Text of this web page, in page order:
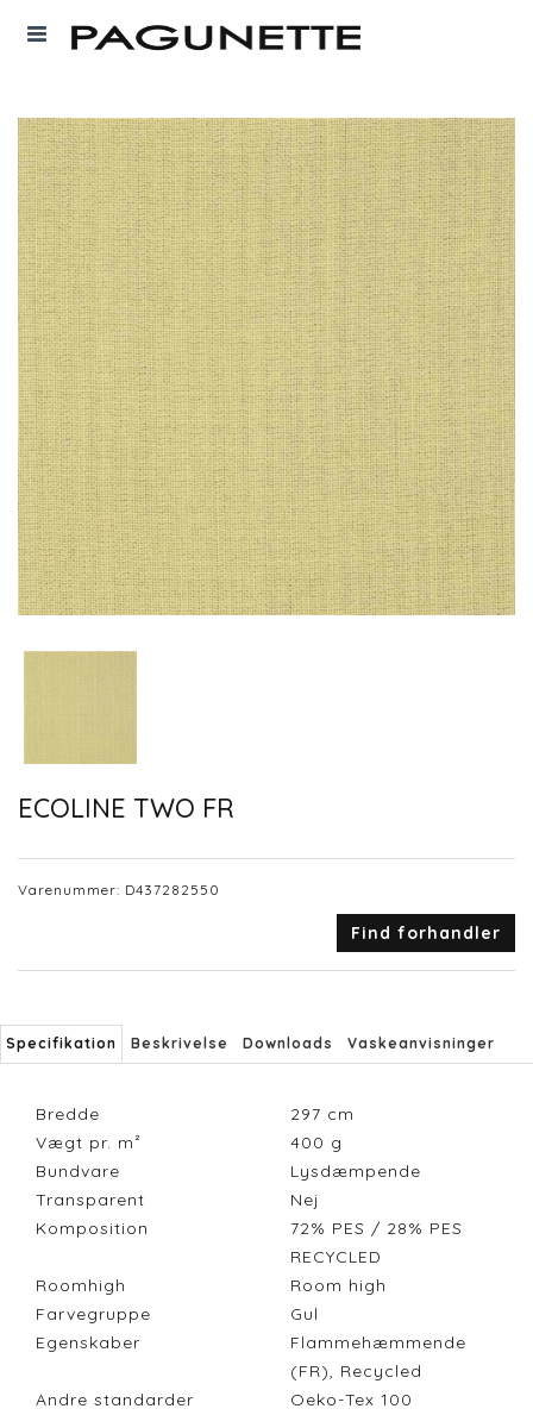
ECOLINE TWO FR
Varenummer: D437282550
Find forhandler
Specifikation Beskrivelse Downloads Vaskeanvisninger
Bredde 297 cm
Vægt pr. m²
400 g
Bundvare
Lysdæmpende
Transparent
Nej
Komposition
72% PES / 28% PES
RECYCLED
Roomhigh
Room high
Farvegruppe
Gul
Egenskaber
Flammehæmmende
(FR), Recycled
Andre standarder
Oeko-Tex 100